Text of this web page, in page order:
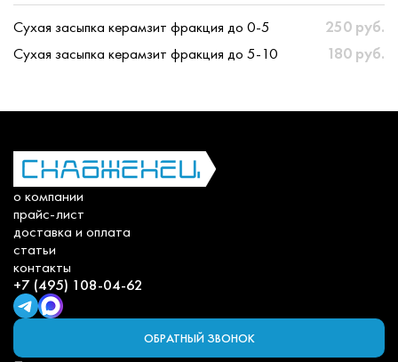
Сухая засыпка керамзит фракция до 0-5
250 руб.
Сухая засыпка керамзит фракция до 5-10
180 руб.
о компании
прайс-лист
доставка и оплата
статьи
контакты
+7 (495) 108-04-62
ОБРАТНЫЙ ЗВОНОК